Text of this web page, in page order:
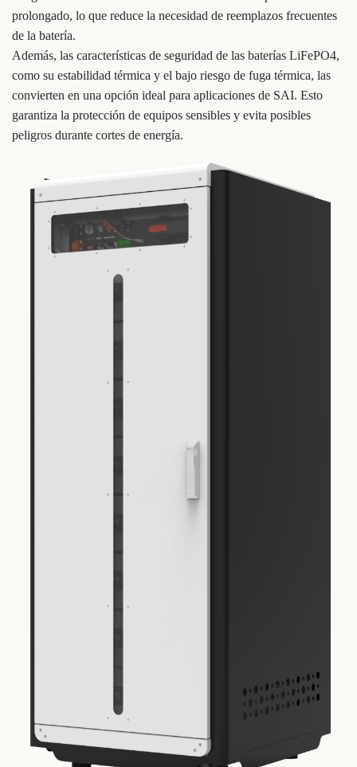
prolongado, lo que reduce la necesidad de reemplazos frecuentes
de la batería.
Además, las características de seguridad de las baterías LiFePO4,
como su estabilidad térmica y el bajo riesgo de fuga térmica, las
convierten en una opción ideal para aplicaciones de SAI. Esto
garantiza la protección de equipos sensibles y evita posibles
peligros durante cortes de energía.